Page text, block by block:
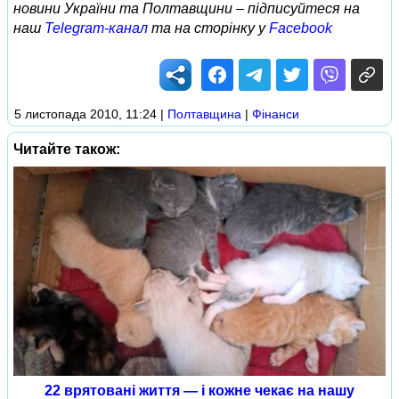
новини України та Полтавщини – підписуйтеся на
наш Telegram-канал та на сторінку уFacebook
5 листопада 2010, 11:24 | Полтавщина | Фінанси
Читайте також:
22 врятовані життя — і кожне чекає на нашу